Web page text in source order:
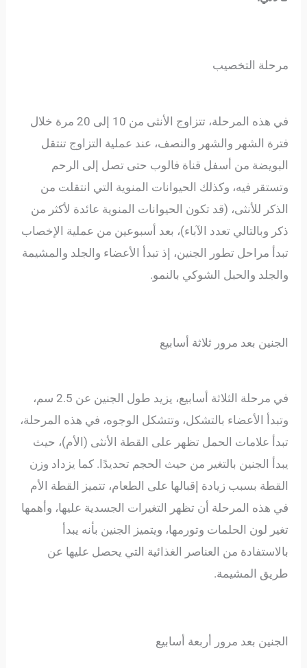
مرحلة التخصيب
في هذه المرحلة، تتزاوج الأنثى من 10 إلى 20 مرة خلال
فترة الشهر والشهر والنصف، عند عملية التزاوج تنتقل
البويضة من أسفل قناة فالوب حتى تصل إلى الرحم
وتستقر فيه، وكذلك الحيوانات المنوية التي انتقلت من
الذكر للأنثى، (قد تكون الحيوانات المنوية عائدة لأكثر من
ذكر وبالتالي تعدد الآباء)، بعد أسبوعين من عملية الإخصاب
تبدأ مراحل تطور الجنين، إذ تبدأ الأعضاء والجلد والمشيمة
والجلد والحبل الشوكي بالنمو.
الجنين بعد مرور ثلاثة أسابيع
في مرحلة الثلاثة أسابيع، يزيد طول الجنين عن 2.5 سم،
وتبدأ الأعضاء بالتشكل، وتتشكل الوجوه، في هذه المرحلة،
تبدأ علامات الحمل تظهر على القطة الأنثى (الأم)، حيث
يبدأ الجنين بالتغير من حيث الحجم تحديدًا. كما يزداد وزن
القطة بسبب زيادة إقبالها على الطعام، تتميز القطة الأم
في هذه المرحلة أن تظهر التغيرات الجسدية عليها، وأهمها
تغير لون الحلمات وتورمها، ويتميز الجنين بأنه يبدأ
بالاستفادة من العناصر الغذائية التي يحصل عليها عن
طريق المشيمة.
الجنين بعد مرور أربعة أسابيع